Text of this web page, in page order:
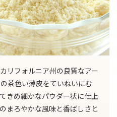
リフォルニア州の良質なアー
茶色い薄皮をていねいにむ
きめ細かなパウダー状に仕上
まろやかな風味と香ばしさと